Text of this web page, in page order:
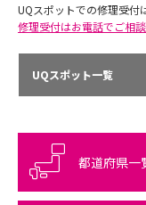
UQスポットでの修理受付
修理受付はお電話でご相
UQスポット一覧
都道府県一